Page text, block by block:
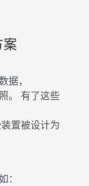
据，
。 有了这些
置被设计为